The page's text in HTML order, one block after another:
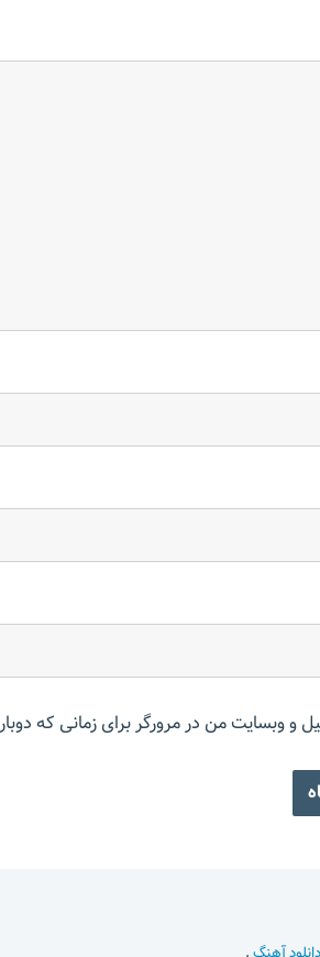
و وبسایت من در مرورگر برای زمانی که
دانلود آهنگ.